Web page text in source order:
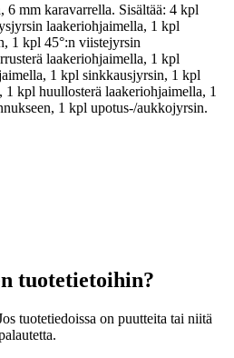
6 mm karavarrella. Sisältää: 4 kpl
laakeriohjaimella, 1 kpl
1 kpl 45°:n viistejyrsin
laakeriohjaimella, 1 kpl
1 kpl sinkkausjyrsin, 1 kpl
kpl huullosterä laakeriohjaimella, 1
1 kpl upotus-/aukkojyrsin.
tuotetietoihin?
tuotetiedoissa on puutteita tai niitä